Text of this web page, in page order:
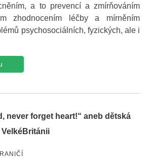
a to prevencí a zmírňováním
zhodnocením léčby a mírněním
psychosociálních, fyzických, ale i
never forget heart!“ aneb dětská